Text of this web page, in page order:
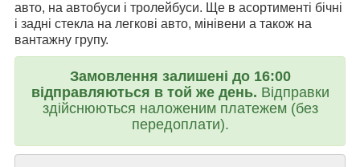
авто, на автобуси і тролейбуси. Ще в асортименті бічні
і задні стекла на легкові авто, мінівени а також на
вантажну групу.
Замовлення залишені до 16:00
відправляються в той же день. Відправки
здійснюються наложеним платежем (без
передоплати).